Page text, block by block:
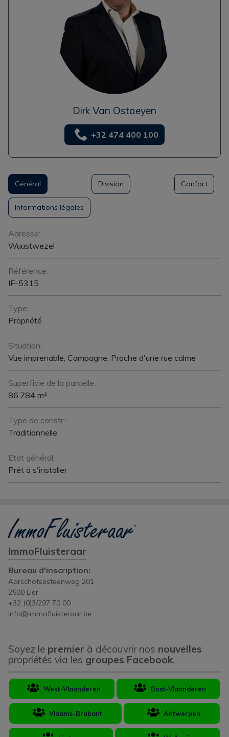
Dirk Van Ostaeyen
+32 474 400 100
Général Division Confort
Informations légales
Général
Adresse:
Wuustwezel
Référence:
IF-5315
Type:
Propriété
Situation:
Vue imprenable, Campagne, Proche d'une rue calme
Superficie de la parcelle:
86.784 m²
Type de constr.:
Traditionnelle
Etat général:
Prêt à s'installer
ImmoFluisteraar
Bureau d'inscription:
Aarschotsesteenweg 201
2500 Lier
+32 (0)3/297 70 00
info@immofluisteraar.be
Soyez le premier à découvrir nos nouvelles
propriétés via les groupes Facebook.
West-Vlaanderen Oost-Vlaanderen
Vlaams-Brabant Antwerpen